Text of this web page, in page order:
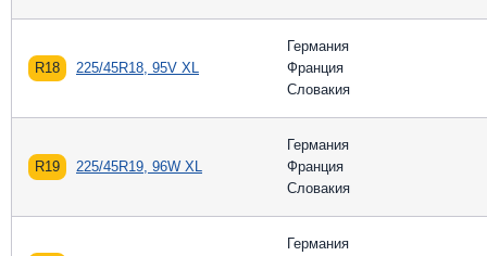
R18 225/45R18, 95V XL
Германия
Франция
Словакия
R19 225/45R19, 96W XL
Германия
Франция
Словакия
Германия